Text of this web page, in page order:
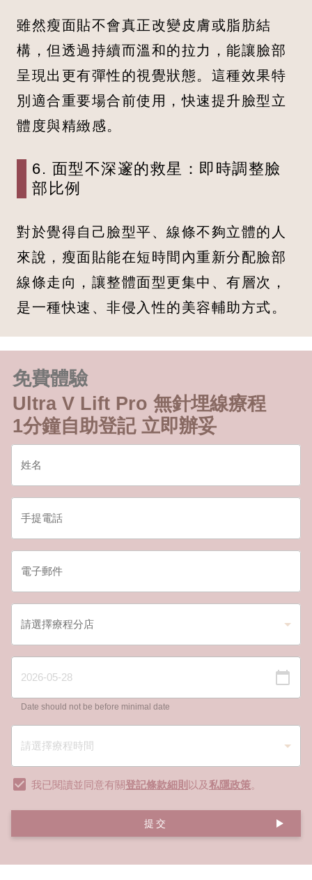
雖然瘦面貼不會真正改變皮膚或脂肪結
構，但透過持續而溫和的拉力，能讓臉部
呈現出更有彈性的視覺狀態。這種效果特
別適合重要場合前使用，快速提升臉型立
體度與精緻感。
6. 面型不深邃的救星：即時調整臉
部比例
對於覺得自己臉型平、線條不夠立體的人
來說，瘦面貼能在短時間內重新分配臉部
線條走向，讓整體面型更集中、有層次，
是一種快速、非侵入性的美容輔助方式。
免費體驗
Ultra V Lift Pro 無針埋線療程
1分鐘自助登記 立即辦妥
Date should not be before minimal date
我已閱讀並同意有關登記條款細則 以及私隱政策。
提交